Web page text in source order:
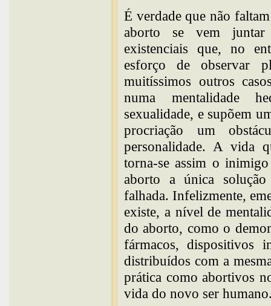
É verdade que não
aborto se vem juntar
existenciais que, no
esforço de observar
muitíssimos outros
numa mentalidade
sexualidade, e supõem
procriação um
personalidade. A vida
torna-se assim o
aborto a única
falhada. Infelizmente,
existe, a nível de
do aborto, como o
fármacos, dispositivos
distribuídos com a
prática como abortivos
vida do novo ser